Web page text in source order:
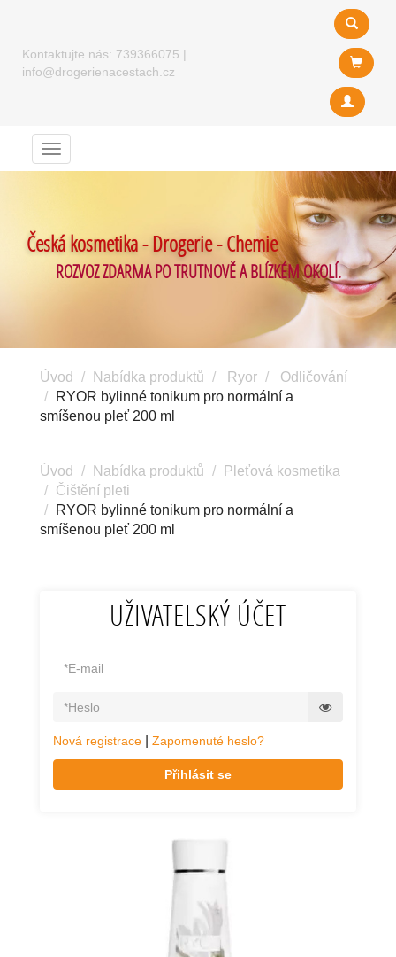
Kontaktujte nás: 739366075 |
info@drogerienacestach.cz
Menu
Česká kosmetika - Drogerie - Chemie
ROZVOZ ZDARMA PO TRUTNOVĚ A BLÍZKÉM OKOLÍ.
Úvod Nabídka produktů Ryor
Odličování
RYOR bylinné tonikum pro normální a
smíšenou pleť 200 ml
Úvod Nabídka produktů
Pleťová kosmetika
Čištění pleti
RYOR bylinné tonikum pro normální a
smíšenou pleť 200 ml
UŽIVATELSKÝ ÚČET
Nová registrace Zapomenuté heslo?
Přihlásit se